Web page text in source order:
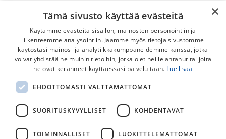
First Gear Tektro Lyra Levyjarrupalat
19,00€
päivän alin hinta
×
Tämä sivusto käyttää evästeitä
Käytämme evästeitä sisällön, mainosten personointiin ja
liikenteemme analysointiin. Jaamme myös tietoja sivustomme
käytöstäsi mainos- ja analytiikkakumppaneidemme kanssa, jotka
voivat yhdistää ne muihin tietoihin, jotka olet heille antanut tai joita
he ovat keränneet käyttäessäsi palveluitaan. Lue lisää
EHDOTTOMASTI VÄLTTÄMÄTTÖMÄT
SUORITUSKYVYLLISET KOHDENTAVAT
TOIMINNALLISET LUOKITTELEMATTOMAT